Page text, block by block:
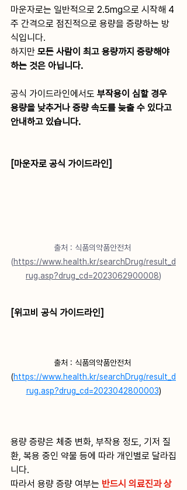
마운자로는 일반적으로 2.5mg으로 시작해 4
주 간격으로 점진적으로 용량을 증량하는 방
식입니다.
하지만 모든 사람이 최고 용량까지 증량해야
하는 것은 아닙니다.
공식 가이드라인에서도 부작용이 심할 경우
용량을 낮추거나 증량 속도를 늦출 수 있다고
안내하고 있습니다.
[마운자로 공식 가이드라인]
출처 : 식품의약품안전처
(https://www.health.kr/searchDrug/result_d
rug.asp?drug_cd=2023062900008)
[위고비 공식 가이드라인]
출처 : 식품의약품안전처
(https://www.health.kr/searchDrug/result_d
rug.asp?drug_cd=2023042800003)
용량 증량은 체중 변화, 부작용 정도, 기저 질
환, 복용 중인 약물 등에 따라 개인별로 달라집
니다.
따라서 용량 증량 여부는 반드시 의료진과 상